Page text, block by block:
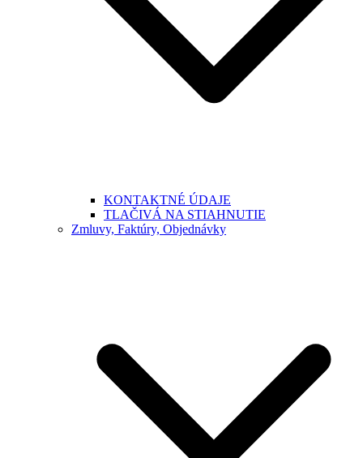
KONTAKTNÉ ÚDAJE
TLAČIVÁ NA STIAHNUTIE
Zmluvy, Faktúry, Objednávky